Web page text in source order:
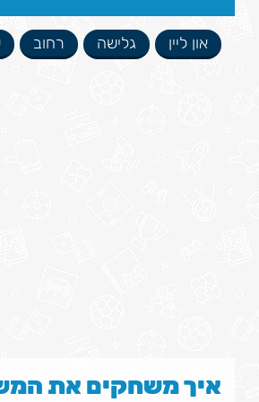
און ליין גלישה רחוב
איך משחקים את